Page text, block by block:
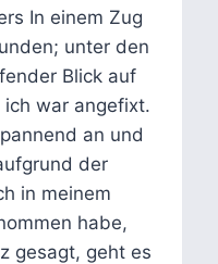
In einem Zug
unter den
Blick auf
war angefixt.
an und
der
in meinem
habe,
gesagt, geht es